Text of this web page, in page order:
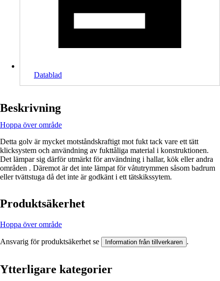
Datablad
Beskrivning
Hoppa över område
Detta golv är mycket motståndskraftigt mot fukt tack vare ett tätt
klicksystem och användning av fukttåliga material i konstruktionen.
Det lämpar sig därför utmärkt för användning i hallar, kök eller andra
områden . Däremot är det inte lämpat för våtutrymmen såsom badrum
eller tvättstuga då det inte är godkänt i ett tätskikssytem.
Produktsäkerhet
Hoppa över område
Ansvarig för produktsäkerhet se Information från tillverkaren .
Ytterligare kategorier